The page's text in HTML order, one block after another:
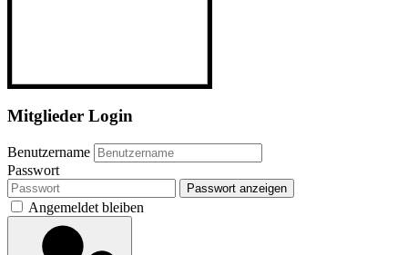
Mitglieder Login
Benutzername
Passwort
Passwort anzeigen
Angemeldet bleiben